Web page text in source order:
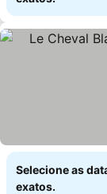
Selecione as
exatos.